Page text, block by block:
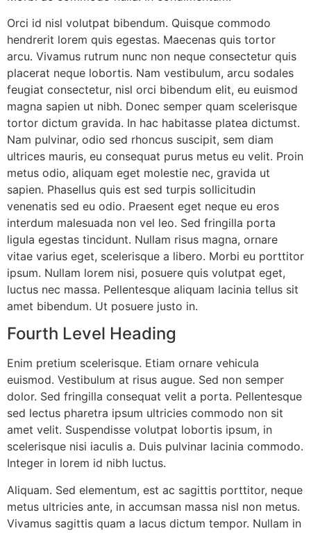
Orci id nisl volutpat bibendum. Quisque commodo
hendrerit lorem quis egestas. Maecenas quis tortor
arcu. Vivamus rutrum nunc non neque consectetur quis
placerat neque lobortis. Nam vestibulum, arcu sodales
feugiat consectetur, nisl orci bibendum elit, eu euismod
magna sapien ut nibh. Donec semper quam scelerisque
tortor dictum gravida. In hac habitasse platea dictumst.
Nam pulvinar, odio sed rhoncus suscipit, sem diam
ultrices mauris, eu consequat purus metus eu velit. Proin
metus odio, aliquam eget molestie nec, gravida ut
sapien. Phasellus quis est sed turpis sollicitudin
venenatis sed eu odio. Praesent eget neque eu eros
interdum malesuada non vel leo. Sed fringilla porta
ligula egestas tincidunt. Nullam risus magna, ornare
vitae varius eget, scelerisque a libero. Morbi eu porttitor
ipsum. Nullam lorem nisi, posuere quis volutpat eget,
luctus nec massa. Pellentesque aliquam lacinia tellus sit
amet bibendum. Ut posuere justo in.
Fourth Level Heading
Enim pretium scelerisque. Etiam ornare vehicula
euismod. Vestibulum at risus augue. Sed non semper
dolor. Sed fringilla consequat velit a porta. Pellentesque
sed lectus pharetra ipsum ultricies commodo non sit
amet velit. Suspendisse volutpat lobortis ipsum, in
scelerisque nisi iaculis a. Duis pulvinar lacinia commodo.
Integer in lorem id nibh luctus.
Aliquam. Sed elementum, est ac sagittis porttitor, neque
metus ultricies ante, in accumsan massa nisl non metus.
Vivamus sagittis quam a lacus dictum tempor. Nullam in